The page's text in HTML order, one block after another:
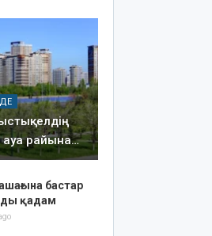
елдің
ауа райына…
бастар
қадам